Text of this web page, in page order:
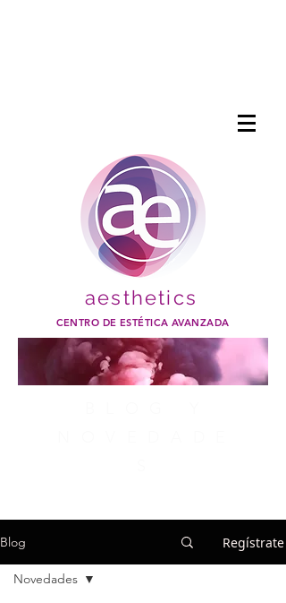
aesthetics
CENTRO DE ESTÉTICA AVANZADA
Blog Regístrate
Novedades